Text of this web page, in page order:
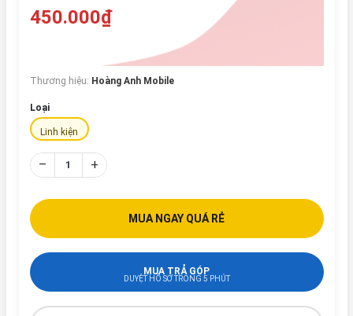
450.000₫
Thương hiệu: Hoàng Anh Mobile
Loại
Linh kiện
– +
MUA NGAY QUÁ RẺ
MUA TRẢ GÓP
DUYỆT HỒ SƠ TRONG 5 PHÚT